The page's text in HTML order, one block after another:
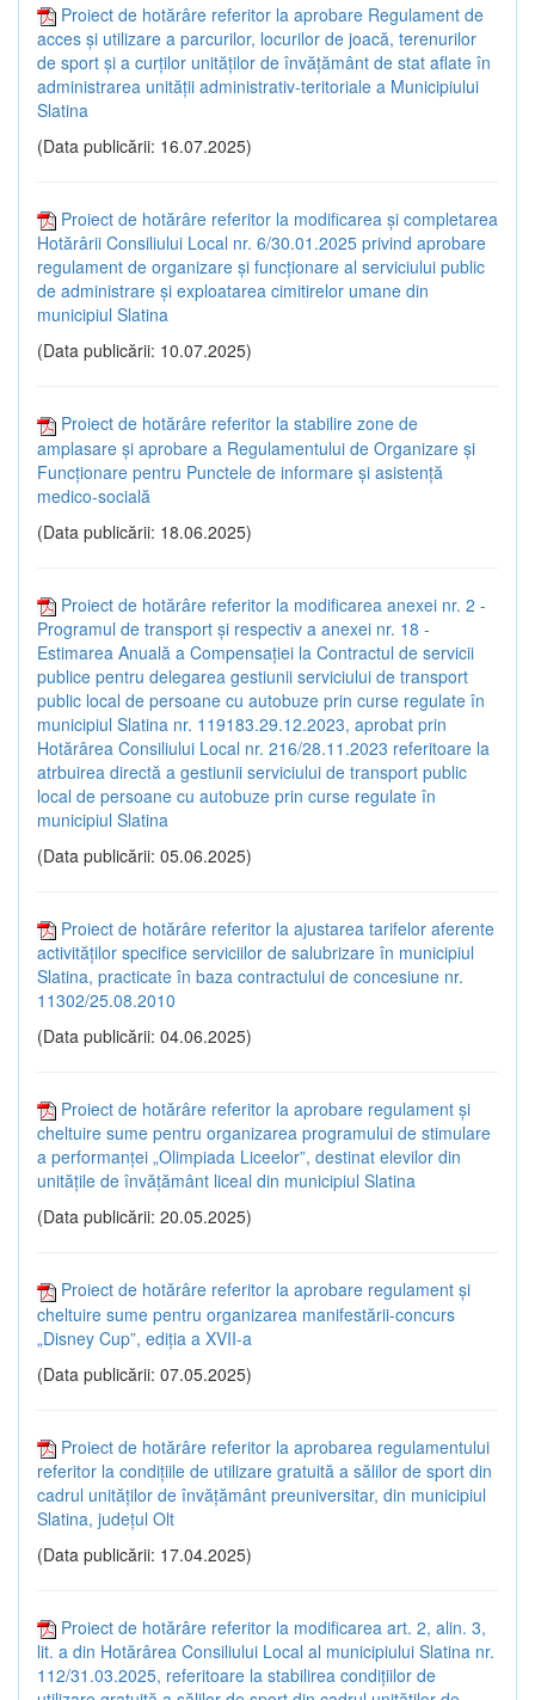
Proiect de hotărâre referitor la aprobare Regulament de
acces și utilizare a parcurilor, locurilor de joacă, terenurilor
de sport și a curților unităților de învățământ de stat aflate în
administrarea unității administrativ-teritoriale a Municipiului
Slatina
(Data publicării: 16.07.2025)
Proiect de hotărâre referitor la modificarea și completarea
Hotărârii Consiliului Local nr. 6/30.01.2025 privind aprobare
regulament de organizare și funcționare al serviciului public
de administrare și exploatarea cimitirelor umane din
municipiul Slatina
(Data publicării: 10.07.2025)
Proiect de hotărâre referitor la stabilire zone de
amplasare și aprobare a Regulamentului de Organizare și
Funcționare pentru Punctele de informare și asistență
medico-socială
(Data publicării: 18.06.2025)
Proiect de hotărâre referitor la modificarea anexei nr. 2 -
Programul de transport și respectiv a anexei nr. 18 -
Estimarea Anuală a Compensației la Contractul de servicii
publice pentru delegarea gestiunii serviciului de transport
public local de persoane cu autobuze prin curse regulate în
municipiul Slatina nr. 119183.29.12.2023, aprobat prin
Hotărârea Consiliului Local nr. 216/28.11.2023 referitoare la
atrbuirea directă a gestiunii serviciului de transport public
local de persoane cu autobuze prin curse regulate în
municipiul Slatina
(Data publicării: 05.06.2025)
Proiect de hotărâre referitor la ajustarea tarifelor aferente
activităților specifice serviciilor de salubrizare în municipiul
Slatina, practicate în baza contractului de concesiune nr.
11302/25.08.2010
(Data publicării: 04.06.2025)
Proiect de hotărâre referitor la aprobare regulament și
cheltuire sume pentru organizarea programului de stimulare
a performanței „Olimpiada Liceelor”, destinat elevilor din
unitățile de învățământ liceal din municipiul Slatina
(Data publicării: 20.05.2025)
Proiect de hotărâre referitor la aprobare regulament și
cheltuire sume pentru organizarea manifestării-concurs
„Disney Cup”, ediția a XVII-a
(Data publicării: 07.05.2025)
Proiect de hotărâre referitor la aprobarea regulamentului
referitor la condițiile de utilizare gratuită a sălilor de sport din
cadrul unităților de învățământ preuniversitar, din municipiul
Slatina, județul Olt
(Data publicării: 17.04.2025)
Proiect de hotărâre referitor la modificarea art. 2, alin. 3,
lit. a din Hotărârea Consiliului Local al municipiului Slatina nr.
112/31.03.2025, referitoare la stabilirea condițiilor de